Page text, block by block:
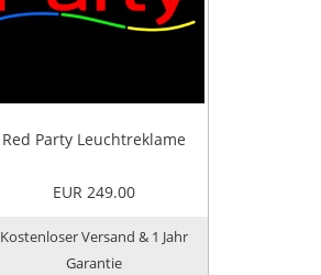
Red Party Leuchtreklame
EUR 249.00
Kostenloser Versand & 1 Jahr
Garantie